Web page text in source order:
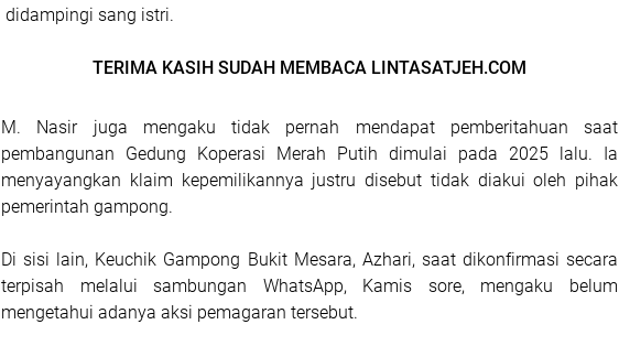
didampingi sang istri.
TERIMA KASIH SUDAH MEMBACA LINTASATJEH.COM
M. Nasir juga mengaku tidak pernah mendapat pemberitahuan saat
pembangunan Gedung Koperasi Merah Putih dimulai pada 2025 lalu. Ia
menyayangkan klaim kepemilikannya justru disebut tidak diakui oleh pihak
pemerintah gampong.
Di sisi lain, Keuchik Gampong Bukit Mesara, Azhari, saat dikonfirmasi secara
terpisah melalui sambungan WhatsApp, Kamis sore, mengaku belum
mengetahui adanya aksi pemagaran tersebut.